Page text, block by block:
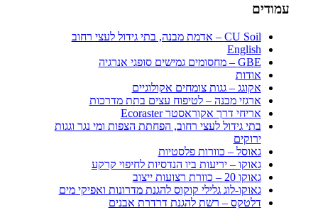
עמודים
CU Soil – אדמת מבנה, בתי גידול לעצי רחוב
English
GBE – מחסומים גמישים סופגי אנרגיה
אודות
אקוגג – גגות צומחים אקולוגיים
ארגזי מבנה – לטיפוח עצים בתת מדרכות
אריחי דרך אקוראסטר Ecoraster
בתי גידול לעצי רחוב, הפחתת הצפות ומי נגר וגגות
ירוקים
גאוסל – כוורות פלסטיות
גאוקו – יריעות ביו הנדסיות לחיפוי קרקע
גאוקו 20 – כוורת רצועות ייצוב
גאוקו-לוג גלילי קוקוס להגנת מדרונות ואפיקי מים
דלטקס – רשת להגנת דרדרת אבנים